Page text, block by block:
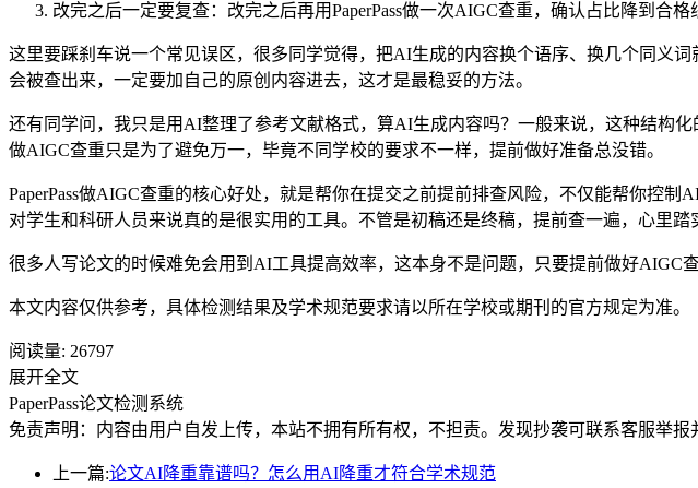
改完之后一定要复查：改完之后再用PaperPass做一次AIGC查重，确认占比降到合
这里要踩刹车说一个常见误区，很多同学觉得，把AI生成的内容换个语序、换几个同义
会被查出来，一定要加自己的原创内容进去，这才是最稳妥的方法。
还有同学问，我只是用AI整理了参考文献格式，算AI生成内容吗？一般来说，这种结构
做AIGC查重只是为了避免万一，毕竟不同学校的要求不一样，提前做好准备总没错。
PaperPass做AIGC查重的核心好处，就是帮你在提交之前提前排查风险，不仅能帮你控
对学生和科研人员来说真的是很实用的工具。不管是初稿还是终稿，提前查一遍，心里踏
很多人写论文的时候难免会用到AI工具提高效率，这本身不是问题，只要提前做好AIGC
本文内容仅供参考，具体检测结果及学术规范要求请以所在学校或期刊的官方规定为准。
阅读量: 26797
展开全文
PaperPass论文检测系统
免责声明：内容由用户自发上传，本站不拥有所有权，不担责。发现抄袭可联系客服举报
上一篇:论文AI降重靠谱吗？怎么用AI降重才符合学术规范